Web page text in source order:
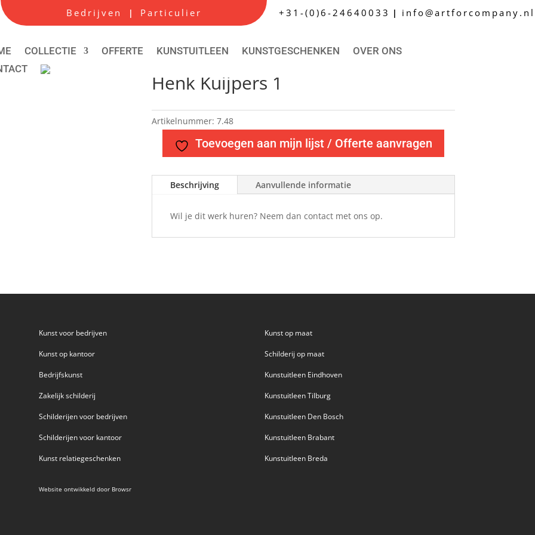
Bedrijven | Particulier
COLLECTIE OFFERTE KUNSTUITLEEN KUNSTGESCHENKEN
OVER ONS
+31-(0)6-24640033 | info@artforcompany.nl
Henk Kuijpers 1
Artikelnummer: 7.48
Toevoegen aan mijn lijst / Offerte aanvragen
Beschrijving Aanvullende informatie
Wil je dit werk huren? Neem dan contact met ons op.
Kunst voor bedrijven
Kunst op kantoor
Bedrijfskunst
Zakelijk schilderij
Schilderijen voor bedrijven
Schilderijen voor kantoor
Kunst relatiegeschenken
Website ontwikkeld door Browsr
Kunst op maat
Schilderij op maat
Kunstuitleen Eindhoven
Kunstuitleen Tilburg
Kunstuitleen Den Bosch
Kunstuitleen Brabant
Kunstuitleen Breda